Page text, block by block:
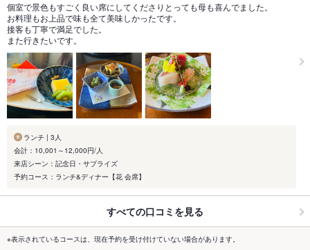
個室で景色もすごく良い席にしてくださりとっても母も喜んでました。
お料理もお上品で味も全て美味しかったです。
接客も丁寧で満足でした。
また行きたいです。
ランチ | 3人
会計：10,001～12,000円/人
来店シーン：記念日・サプライズ
予約コース：ランチ&ディナー【花 会席】
すべての口コミを見る
※表示されているコースは、現在予約を受け付けていない場合があります。